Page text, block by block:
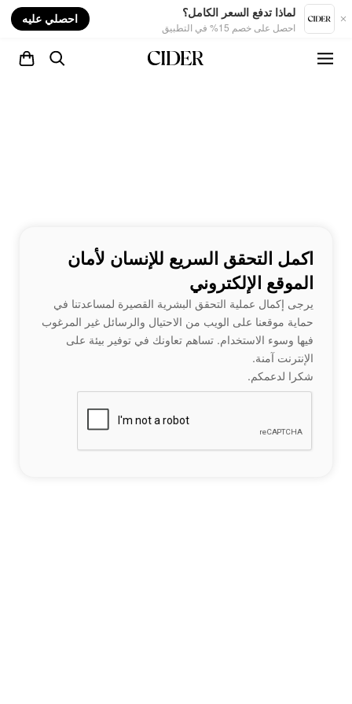
لماذا تدفع السعر الكامل؟
احصل على خصم 15% في التطبيق
احصلي عليه
اكمل التحقق السريع للإنسان لأمان
الموقع الإلكتروني
يرجى إكمال عملية التحقق البشرية القصيرة لمساعدتنا في
حماية موقعنا على الويب من الاحتيال والرسائل غير المرغوب
فيها وسوء الاستخدام. تساهم تعاونك في توفير بيئة على
الإنترنت آمنة.
شكرا لدعمكم.